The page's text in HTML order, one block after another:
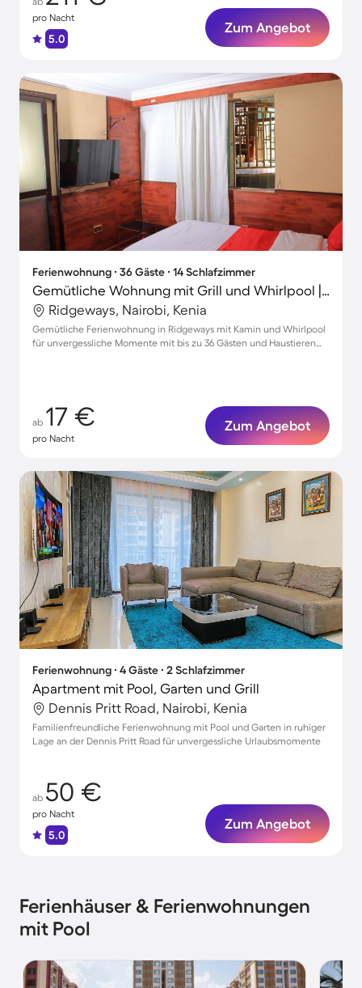
pro Nacht
5.0
Zum Angebot
Ferienwohnung ∙ 36 Gäste ∙ 14 Schlafzimmer
Gemütliche Wohnung mit Grill und Whirlpool | Haustiere sind willkommen
Ridgeways, Nairobi, Kenia
Gemütliche Ferienwohnung in Ridgeways mit Kamin und Whirlpool
für unvergessliche Momente mit bis zu 36 Gästen und Haustieren
ab 17 €
pro Nacht
Zum Angebot
Ferienwohnung ∙ 4 Gäste ∙ 2 Schlafzimmer
Apartment mit Pool, Garten und Grill
Dennis Pritt Road, Nairobi, Kenia
Familienfreundliche Ferienwohnung mit Pool und Garten in ruhiger
Lage an der Dennis Pritt Road für unvergessliche Urlaubsmomente
ab 50 €
pro Nacht
5.0
Zum Angebot
Ferienhäuser & Ferienwohnungen
mit Pool